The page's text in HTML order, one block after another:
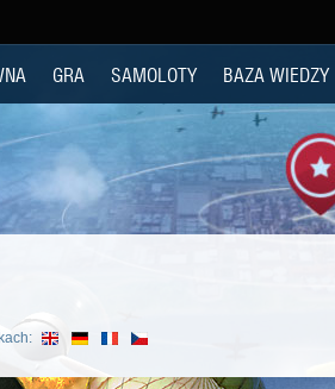
GRA SAMOLOTY BAZA WIEDZY